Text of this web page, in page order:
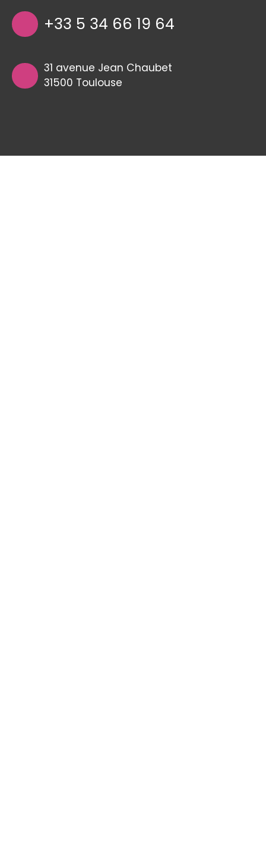
+33 5 34 66 19 64
31 avenue Jean Chaubet
31500 Toulouse